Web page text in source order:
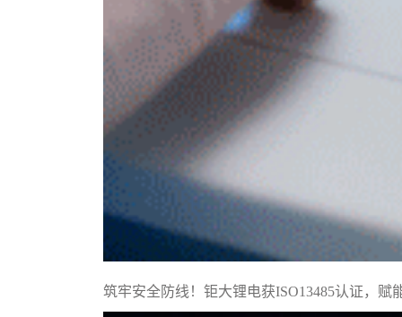
筑牢安全防线！钜大锂电获ISO13485认证，赋